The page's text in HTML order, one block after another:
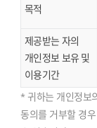
목적
제공받는 자의
개인정보 보유 및
이용기간
* 귀하는 개인정보
동의를 거부할 경